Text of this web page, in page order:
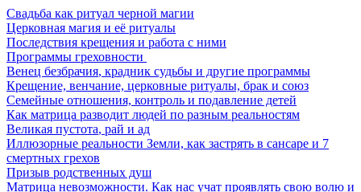
Свадьба как ритуал черной магии
Церковная магия и её ритуалы
Последствия крещения и работа с ними
Программы греховности
Венец безбрачия, крадник судьбы и другие программы
Крещение, венчание, церковные ритуалы, брак и союз
Семейные отношения, контроль и подавление детей
Как матрица разводит людей по разным реальностям
Великая пустота, рай и ад
Иллюзорные реальности Земли, как застрять в сансаре и 7
смертных грехов
Призыв родственных душ
Матрица невозможности. Как нас учат проявлять свою волю и